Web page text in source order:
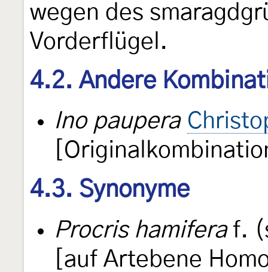
wegen des
Vorderflügel.
4.2. Andere
Ino paupera
4.3. Synonyme
Procris hamiferaf.
[auf Artebene